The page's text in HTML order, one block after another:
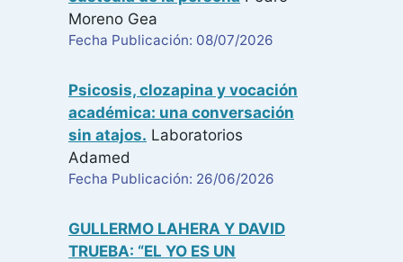
Moreno Gea
Fecha Publicación: 08/07/2026
Psicosis, clozapina y vocación
académica: una conversación
sin atajos. Laboratorios
Adamed
Fecha Publicación: 26/06/2026
GULLERMO LAHERA Y DAVID
TRUEBA: “EL YO ES UN